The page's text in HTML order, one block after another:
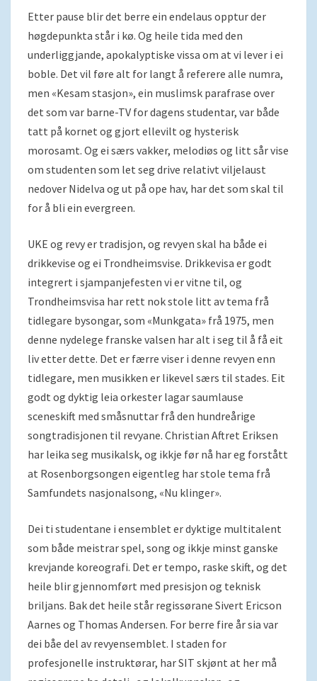
Etter pause blir det berre ein endelaus opptur der
høgdepunkta står i kø. Og heile tida med den
underliggjande, apokalyptiske vissa om at vi lever i ei
boble. Det vil føre alt for langt å referere alle numra,
men «Kesam stasjon», ein muslimsk parafrase over
det som var barne-TV for dagens studentar, var både
tatt på kornet og gjort ellevilt og hysterisk
morosamt. Og ei særs vakker, melodiøs og litt sår vise
om studenten som let seg drive relativt viljelaust
nedover Nidelva og ut på ope hav, har det som skal til
for å bli ein evergreen.
UKE og revy er tradisjon, og revyen skal ha både ei
drikkevise og ei Trondheimsvise. Drikkevisa er godt
integrert i sjampanjefesten vi er vitne til, og
Trondheimsvisa har rett nok stole litt av tema frå
tidlegare bysongar, som «Munkgata» frå 1975, men
denne nydelege franske valsen har alt i seg til å få eit
liv etter dette. Det er færre viser i denne revyen enn
tidlegare, men musikken er likevel særs til stades. Eit
godt og dyktig leia orkester lagar saumlause
sceneskift med småsnuttar frå den hundreårige
songtradisjonen til revyane. Christian Aftret Eriksen
har leika seg musikalsk, og ikkje før nå har eg forstått
at Rosenborgsongen eigentleg har stole tema frå
Samfundets nasjonalsong, «Nu klinger».
Dei ti studentane i ensemblet er dyktige multitalent
som både meistrar spel, song og ikkje minst ganske
krevjande koreografi. Det er tempo, raske skift, og det
heile blir gjennomført med presisjon og teknisk
briljans. Bak det heile står regissørane Sivert Ericson
Aarnes og Thomas Andersen. For berre fire år sia var
dei båe del av revyensemblet. I staden for
profesjonelle instruktørar, har SIT skjønt at her må